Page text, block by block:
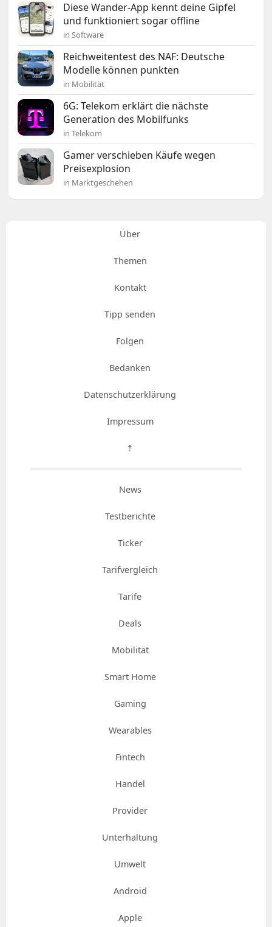
Diese Wander-App kennt deine Gipfel
und funktioniert sogar offline
in Software
Reichweitentest des NAF: Deutsche
Modelle können punkten
in Mobilität
6G: Telekom erklärt die nächste
Generation des Mobilfunks
in Telekom
Gamer verschieben Käufe wegen
Preisexplosion
in Marktgeschehen
Über
Themen
Kontakt
Tipp senden
Folgen
Bedanken
Datenschutzerklärung
Impressum
⇡
News
Testberichte
Ticker
Tarifvergleich
Tarife
Deals
Mobilität
Smart Home
Gaming
Wearables
Fintech
Handel
Provider
Unterhaltung
Umwelt
Android
Apple